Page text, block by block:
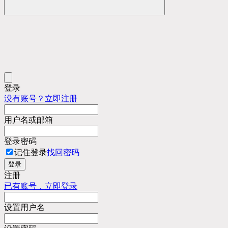
登录
没有账号？立即注册
用户名或邮箱
登录密码
记住登录找回密码
登录
注册
已有账号，立即登录
设置用户名